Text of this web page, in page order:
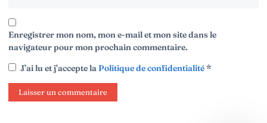
Enregistrer mon nom, mon e-mail et mon site dans le
navigateur pour mon prochain commentaire.
J’ai lu et j’accepte laPolitique de confidentialité*